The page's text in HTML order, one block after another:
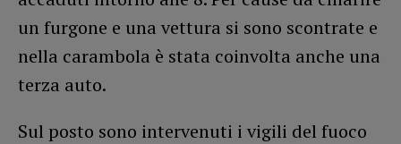
un furgone e una vettura si sono scontrate e
nella carambola è stata coinvolta anche una
terza auto.
Sul posto sono intervenuti i vigili del fuoco